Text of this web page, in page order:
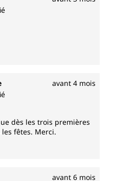
avant 4 mois
dès les trois premières
fêtes. Merci.
avant 6 mois